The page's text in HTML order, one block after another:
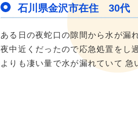
石川県金沢市在住 30代
ある日の夜蛇口の隙間から水が漏
夜中近くだったので応急処置をし
よりも凄い量で水が漏れていて